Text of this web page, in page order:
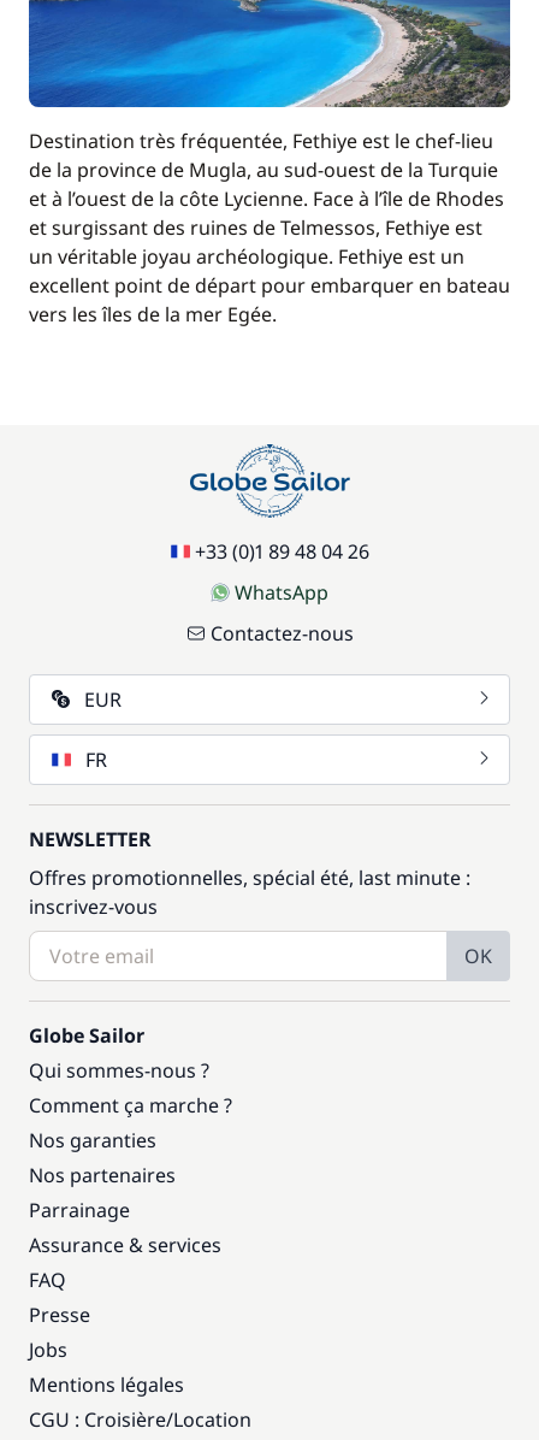
Destination très fréquentée, Fethiye est le chef-lieu
de la province de Mugla, au sud-ouest de la Turquie
et à l’ouest de la côte Lycienne. Face à l’île de Rhodes
et surgissant des ruines de Telmessos, Fethiye est
un véritable joyau archéologique. Fethiye est un
excellent point de départ pour embarquer en bateau
vers les îles de la mer Egée.
+33 (0)1 89 48 04 26
WhatsApp
Contactez-nous
EUR
FR
NEWSLETTER
Offres promotionnelles, spécial été, last minute :
inscrivez-vous
OK
Globe Sailor
Qui sommes-nous ?
Comment ça marche ?
Nos garanties
Nos partenaires
Parrainage
Assurance & services
FAQ
Presse
Jobs
Mentions légales
CGU : Croisière/Location